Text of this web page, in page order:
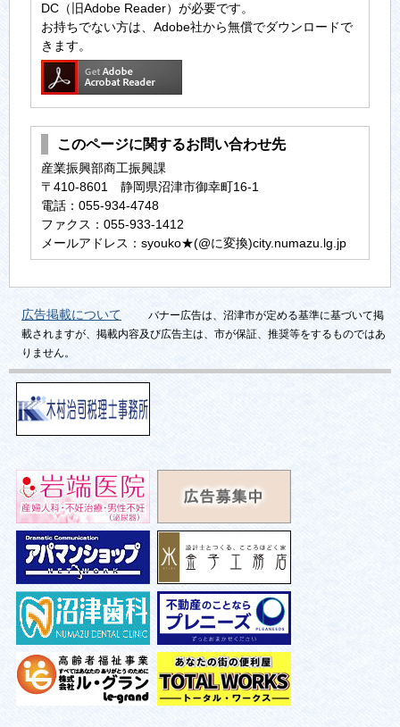
DC（旧Adobe Reader）が必要です。
お持ちでない方は、Adobe社から無償でダウンロードで
きます。
このページに関するお問い合わせ先
産業振興部商工振興課
〒410-8601 静岡県沼津市御幸町16-1
電話：055-934-4748
ファクス：055-933-1412
メールアドレス：syouko★(@に変換)city.numazu.lg.jp
広告掲載について
バナー広告は、沼津市が定める基準に基づいて掲
載されますが、掲載内容及び広告主は、市が保証、推奨等をするものではあ
りません。